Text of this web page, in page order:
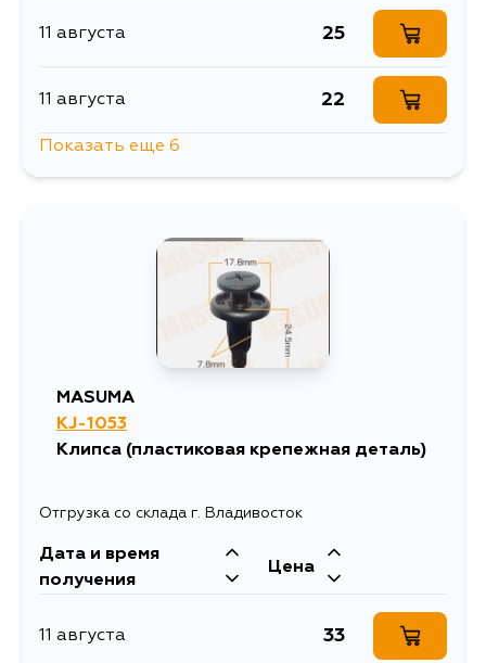
11 августа 25
11 августа 22
4 сентября
Показать еще 6
MASUMA
KJ-1053
Клипса (пластиковая крепежная деталь)
Отгрузка со склада г. Владивосток
Дата и время
получения
Цена
11 августа 33